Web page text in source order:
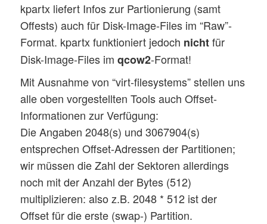
kpartx liefert Infos zur Partionierung (samt
Offests) auch für Disk-Image-Files im “Raw”-
Format. kpartx funktioniert jedoch nichtfür
Disk-Image-Files imqcow2-Format!
Mit Ausnahme von “virt-filesystems” stellen uns
alle oben vorgestellten Tools auch Offset-
Informationen zur Verfügung:
Die Angaben 2048(s) und 3067904(s)
entsprechen Offset-Adressen der Partitionen;
wir müssen die Zahl der Sektoren allerdings
noch mit der Anzahl der Bytes (512)
multiplizieren: also z.B. 2048 * 512 ist der
Offset für die erste (swap-) Partition.